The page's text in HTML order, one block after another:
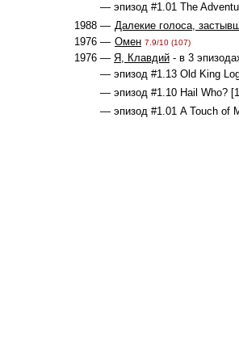
— эпизод #1.01 The
1988 — Далекие голоса,
1976 — Омен 7.9/10 (107)
1976 — Я, Клавдий - в 3
— эпизод #1.13 Old King
— эпизод #1.10 Hail Who?
— эпизод #1.01 A Touch of